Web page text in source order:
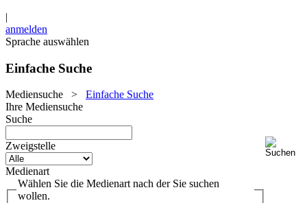
|
anmelden
Sprache auswählen
Einfache Suche
Mediensuche > Einfache Suche
Ihre Mediensuche
Suche
Zweigstelle
Medienart
Wählen Sie die Medienart nach der Sie suchen
wollen.